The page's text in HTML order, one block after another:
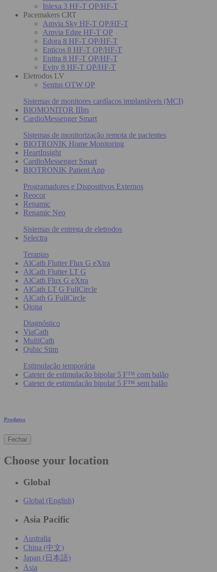
Inlexa 3 HF-T QP/HF-T
Pacemakers CRT
Amvia Sky HF-T QP/HF-T
Amvia Edge HF-T QP
Edora 8 HF-T QP/HF-T
Enticos 8 HF-T QP/HF-T
Enitra 8 HF-T QP/HF-T
Evity 8 HF-T QP/HF-T
Eletrodos LV
Sentus OTW QP
Sistemas de monitores cardíacos implantáveis (MCI)
BIOMONITOR IIIm
CardioMessenger Smart
Sistemas de monitorização remota de pacientes
BIOTRONIK Home Monitoring
HeartInsight
CardioMessenger Smart
BIOTRONIK Patient App
Programadores e Dispositivos Externos
Reocor
Renamic
Renamic Neo
Sistemas de entrega de eletrodos
Selectra
Terapias
AlCath Flutter Flux G eXtra
AlCath Flutter LT G
AlCath Flux G eXtra
AlCath LT G FullCircle
AlCath G FullCircle
Qiona
Diagnóstico
ViaCath
MultiCath
Qubic Stim
Estimulação temporária
Cateter de estimulação bipolar 5 F™ com balão
Cateter de estimulação bipolar 5 F™ sem balão
Produtos
Fechar
Choose your location
Global
Global (English)
Asia Pacific
Australia
China (中文)
Japan (日本語)
Asia